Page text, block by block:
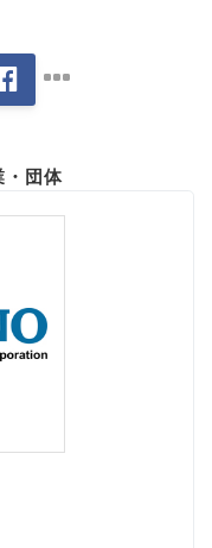
・団体